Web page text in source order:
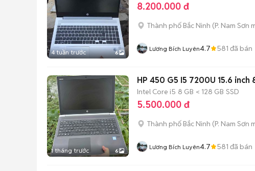
4 tuần trước 6
8.200.000 đ
Thành phố Bắc Ninh (P. Nam Sơn
Lương Bích Luyên4.7 581 đã bán
1 tháng trước 6
HP 450 G5 I5 7200U 15.6 inch
Intel Core i5 8 GB < 128 GB SSD
5.500.000 đ
Thành phố Bắc Ninh (P. Nam Sơn
Lương Bích Luyên4.7 581 đã bán